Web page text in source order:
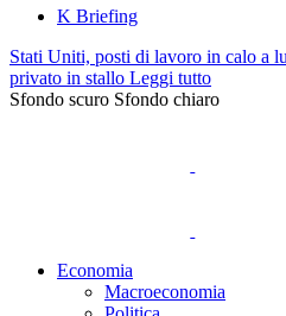
K Briefing
Stati Uniti, posti di lavoro in calo a
privato in stallo Leggi tutto
Sfondo scuro Sfondo chiaro
Economia
Macroeconomia